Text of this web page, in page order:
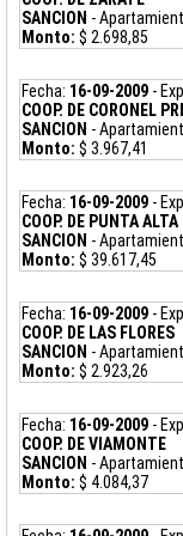
SANCION -
Monto: $ 2.698,85
Fecha: 16-09-2009 -
COOP. DE CORONEL
SANCION -
Monto: $ 3.967,41
Fecha: 16-09-2009 -
COOP. DE PUNTA ALTA
SANCION -
Monto: $ 39.617,45
Fecha: 16-09-2009 -
COOP. DE LAS FLORES
SANCION -
Monto: $ 2.923,26
Fecha: 16-09-2009 -
COOP. DE VIAMONTE
SANCION -
Monto: $ 4.084,37